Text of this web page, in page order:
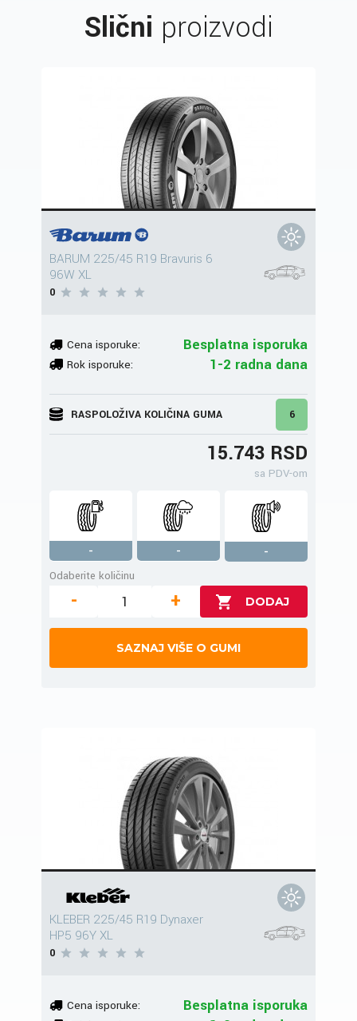
Slični proizvodi
BARUM 225/45 R19 Bravuris 6
96W XL
0
Cena isporuke: Besplatna isporuka
Rok isporuke: 1-2 radna dana
RASPOLOŽIVA KOLIČINA GUMA 6
15.743 RSD
sa PDV-om
- -
-
Odaberite količinu
- +
SAZNAJ VIŠE O GUMI
KLEBER 225/45 R19 Dynaxer
HP5 96Y XL
0
Cena isporuke: Besplatna isporuka